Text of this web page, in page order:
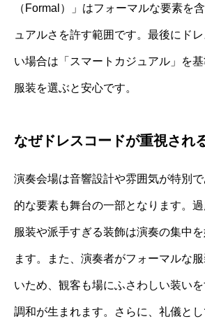
（Formal）」はフォーマルな要素を
ュアルさを許す範囲です。最後にド
い場合は「スマートカジュアル」を
服装を選ぶと安心です。
なぜドレスコードが重視され
演奏会場は音響設計や雰囲気が特別
的な要素も舞台の一部となります。
服装や派手すぎる装飾は演奏の集中
ます。また、演奏者がフォーマルな
いため、観客も場にふさわしい装い
調和が生まれます。さらに、礼儀とし